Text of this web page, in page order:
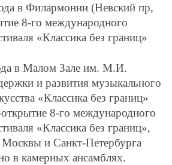
в Филармонии (Невский пр,
8-го международного
«Классика без границ»
в Малом Зале им. М.И.
и развития музыкального
«Классика без границ»
8-го международного
«Классика без границ»,
и Санкт-Петербурга
в камерных ансамблях.